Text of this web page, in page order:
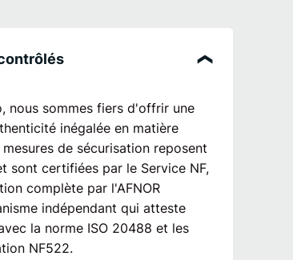
nous sommes fiers d'offrir une
inégalée en matière
mesures de sécurisation reposent
sont certifiées par le Service NF,
complète par l'AFNOR
indépendant qui atteste
la norme ISO 20488 et les
NF522.